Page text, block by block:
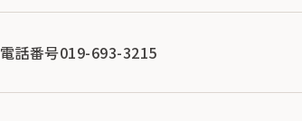
電話番号019-693-3215